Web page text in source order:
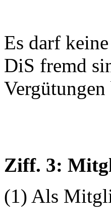
Es darf
DiS fremd
Ziff. 3:
(1) Als